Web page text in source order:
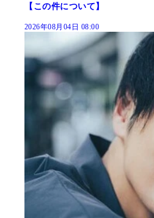
【この件について】
2026年08月04日 08:00